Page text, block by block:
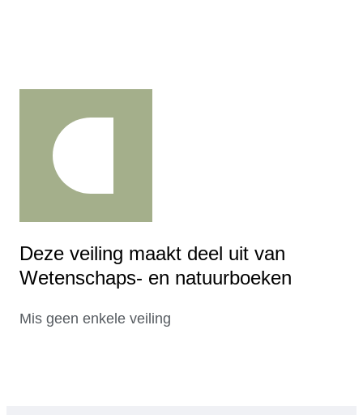
Deze veiling maakt deel uit van
Wetenschaps- en natuurboeken
Mis geen enkele veiling